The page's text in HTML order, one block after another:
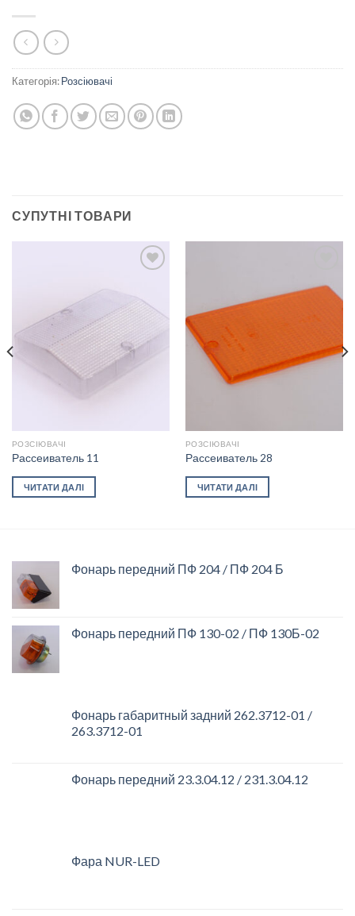
Категорія:Розсіювачі
СУПУТНІ ТОВАРИ
Add to
РОЗСІЮВАЧІ
Рассеиватель 11
ЧИТАТИ ДАЛІ
РОЗСІЮВАЧІ
Рассеиватель 28
ЧИТАТИ ДАЛІ
Фонарь передний ПФ 204 / ПФ 204 Б
Фонарь передний ПФ 130-02 / ПФ 130Б-02
Фонарь габаритный задний 262.3712-01 /
263.3712-01
Фонарь передний 23.3.04.12 / 231.3.04.12
Фара NUR-LED